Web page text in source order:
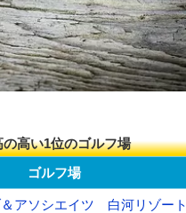
高い1位のゴルフ場
ゴルフ場
アソシエイツ 白河リゾート